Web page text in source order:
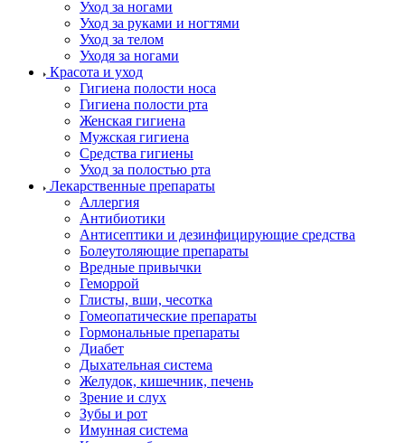
Уход за ногами
Уход за руками и ногтями
Уход за телом
Уходя за ногами
Красота и уход
Гигиена полости носа
Гигиена полости рта
Женская гигиена
Мужская гигиена
Средства гигиены
Уход за полостью рта
Лекарственные препараты
Аллергия
Антибиотики
Антисептики и дезинфицирующие средства
Болеутоляющие препараты
Вредные привычки
Геморрой
Глисты, вши, чесотка
Гомеопатические препараты
Гормональные препараты
Диабет
Дыхательная система
Желудок, кишечник, печень
Зрение и слух
Зубы и рот
Имунная система